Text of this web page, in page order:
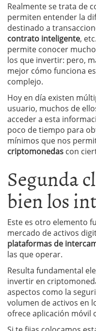
Realmente se trata de
permiten entender la
destinado a
contrato inteligente,
permite conocer
los que invertir: pero,
mejor cómo funciona
complejo.
Hoy en día existen
usuario, muchos de
acceder a esta
poco de tiempo para
mínimos que nos
criptomonedas con
Segunda
bien los
Este es otro elemento
mercado de activos
plataformas de
las que operar.
Resulta fundamental
invertir en
aspectos como la
volumen de activos en
ofrece aplicación móvil